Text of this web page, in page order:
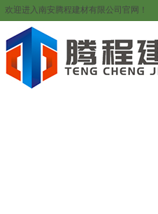
欢迎进入南安腾程建材有限公司官网！